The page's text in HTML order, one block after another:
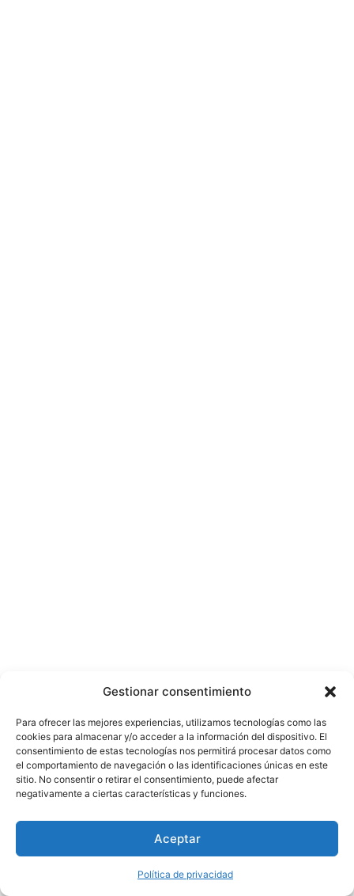
Gestionar consentimiento
Para ofrecer las mejores experiencias, utilizamos tecnologías como las
cookies para almacenar y/o acceder a la información del dispositivo. El
consentimiento de estas tecnologías nos permitirá procesar datos como
el comportamiento de navegación o las identificaciones únicas en este
sitio. No consentir o retirar el consentimiento, puede afectar
negativamente a ciertas características y funciones.
Aceptar
Política de privacidad